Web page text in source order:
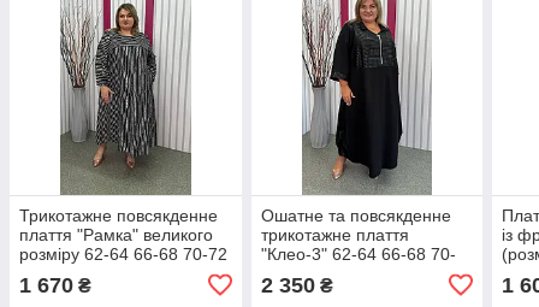
Трикотажне повсякденне
плаття "Рамка" великого
розміру 62-64 66-68 70-72
1 670 ₴
Ошатне та повсякденне
трикотажне плаття
"Клео-3" 62-64 66-68 70-
2 350₴
із
1